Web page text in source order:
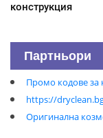
конструкция
Партньори
Промо кодове за
https://
Оригинална